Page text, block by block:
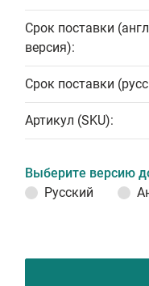
Срок поставки
версия):
Срок поставки
Артикул (SKU):
Выберите версию
Русский